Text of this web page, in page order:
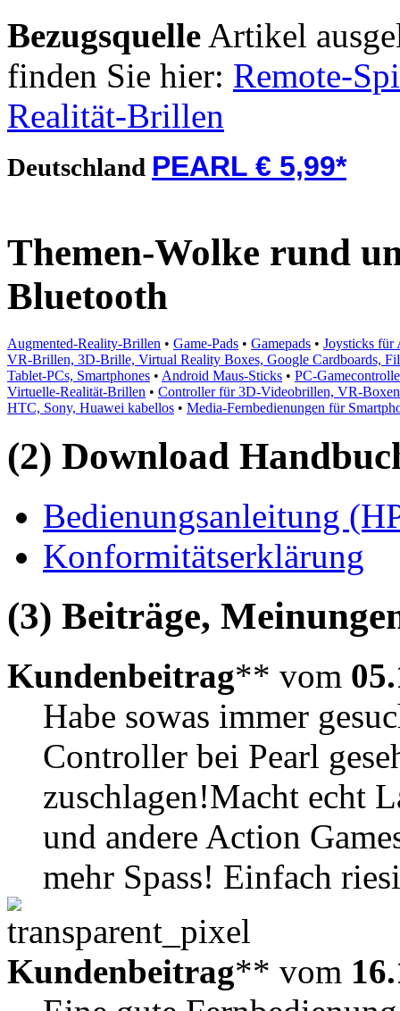
Bezugsquelle Artikel
finden Sie hier: Remote-
Realität-Brillen
Deutschland PEARL € 5,99*
Themen-Wolke rund
Bluetooth
Augmented-Reality-Brillen • Game-Pads • Gamepads • Joysticks für
VR-Brillen, 3D-Brille, Virtual Reality Boxes, Google Cardboards,
Tablet-PCs, Smartphones • Android Maus-Sticks • PC-
Virtuelle-Realität-Brillen • Controller für 3D-Videobrillen, VR-Boxen
HTC, Sony, Huawei kabellos • Media-Fernbedienungen für
(2) Download
Bedienungsanleitung
Konformitätserklärung
(3) Beiträge,
Kundenbeitrag** vom
Habe sowas immer
Controller bei Pearl
zuschlagen!Macht echt
und andere Action
mehr Spass! Einfach
Kundenbeitrag** vom